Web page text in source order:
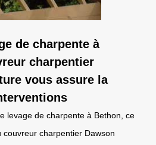
de charpente à
charpentier
vous assure la
levage de charpente à Bethon, ce
charpentier Dawson